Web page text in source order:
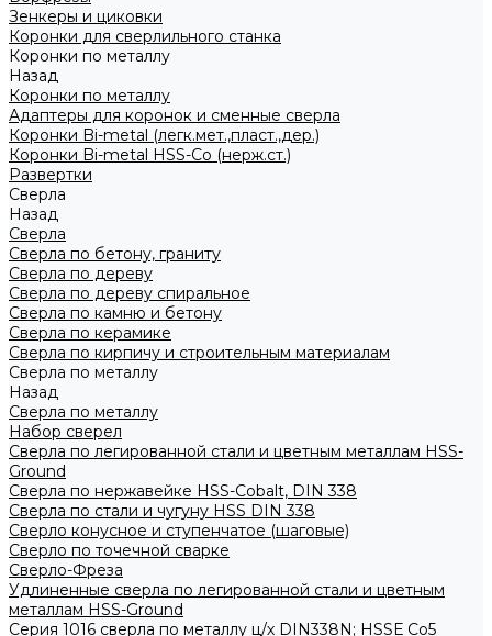
Зенкеры и циковки
Коронки для сверлильного станка
Коронки по металлу
Назад
Коронки по металлу
Адаптеры для коронок и сменные сверла
Коронки Bi-metal (легк.мет.,пласт.,дер.)
Коронки Bi-metal HSS-Co (нерж.ст.)
Развертки
Сверла
Назад
Сверла
Сверла по бетону, граниту
Сверла по дереву
Сверла по дереву спиральное
Сверла по камню и бетону
Сверла по керамике
Сверла по кирпичу и строительным материалам
Сверла по металлу
Назад
Сверла по металлу
Набор сверел
Сверла по легированной стали и цветным металлам HSS-
Ground
Сверла по нержавейке HSS-Cobalt, DIN 338
Сверла по стали и чугуну HSS DIN 338
Сверло конусное и ступенчатое (шаговые)
Сверло по точечной сварке
Сверло-Фреза
Удлиненные сверла по легированной стали и цветным
металлам HSS-Ground
Серия 1016 сверла по металлу ц/х DIN338N; HSSЕ Со5